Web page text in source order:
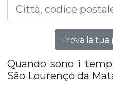
Trova la tua
Quando sono i
São Lourenço da